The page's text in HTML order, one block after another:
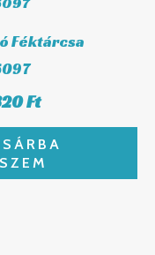
Féktárcsa
Ft